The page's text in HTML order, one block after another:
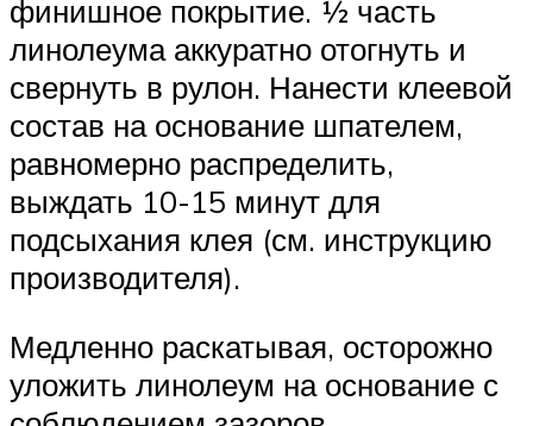
финишное покрытие. ½ часть
линолеума аккуратно отогнуть и
свернуть в рулон. Нанести клеевой
состав на основание шпателем,
равномерно распределить,
выждать 10-15 минут для
подсыхания клея (см. инструкцию
производителя).
Медленно раскатывая, осторожно
уложить линолеум на основание с